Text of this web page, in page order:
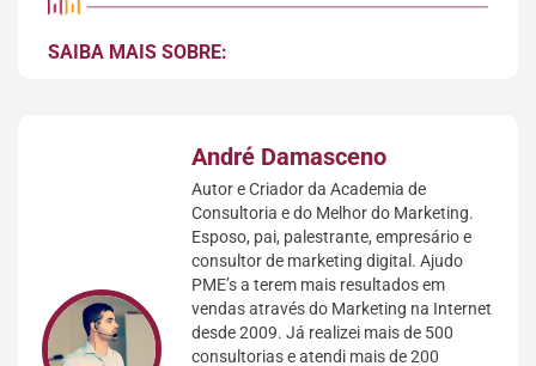
SAIBA MAIS SOBRE:
André Damasceno
Autor e Criador da Academia de
Consultoria e do Melhor do Marketing.
Esposo, pai, palestrante, empresário e
consultor de marketing digital. Ajudo
PME’s a terem mais resultados em
vendas através do Marketing na Internet
desde 2009. Já realizei mais de 500
consultorias e atendi mais de 200